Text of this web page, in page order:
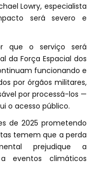
Lowry, especialista
será severo e
que o serviço será
da Força Espacial dos
funcionando e
por órgãos militares,
por processá-los —
o acesso público.
de 2025 prometendo
temem que a perda
prejudique a
eventos climáticos